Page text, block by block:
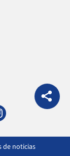
de noticias